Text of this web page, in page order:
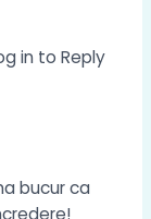
in to Reply
bucur ca